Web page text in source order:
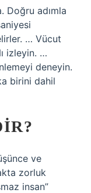
Doğru adımla
… Vücut
izleyin. …
deneyin.
birini dahil
ve
zorluk
insan”